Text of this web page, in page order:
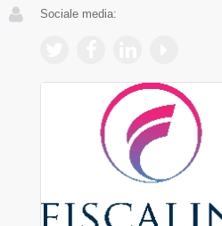
Sociale media: